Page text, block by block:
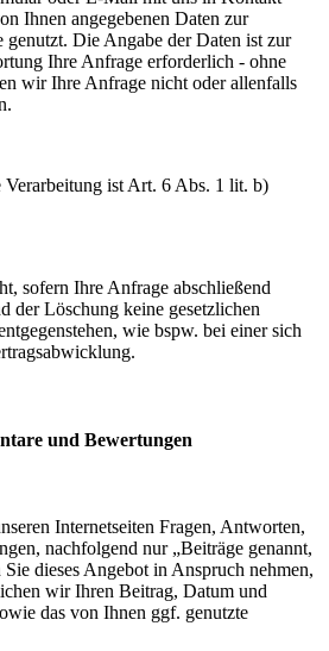
Ihnen angegebenen Daten zur
Die Angabe der Daten ist zur
Ihre Anfrage erforderlich - ohne
wir Ihre Anfrage nicht oder allenfalls
Verarbeitung ist Art. 6 Abs. 1 lit. b)
sofern Ihre Anfrage abschließend
der Löschung keine gesetzlichen
wie bspw. bei einer sich
und Bewertungen
Internetseiten Fragen, Antworten,
nachfolgend nur „Beiträge genannt,
dieses Angebot in Anspruch nehmen,
wir Ihren Beitrag, Datum und
das von Ihnen ggf. genutzte